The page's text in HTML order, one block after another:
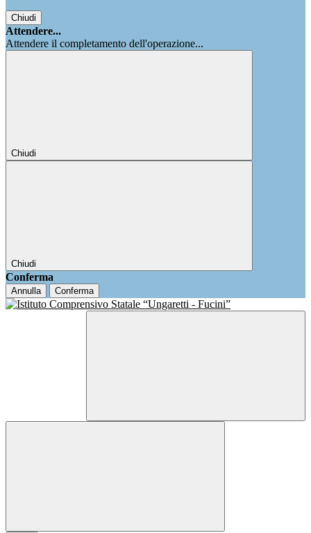
Chiudi
Attendere...
Attendere il completamento dell'operazione...
Chiudi
Chiudi
Conferma
Annulla Conferma